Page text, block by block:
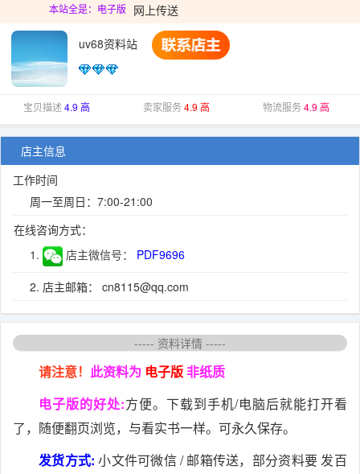
本站全是：电子版 网上传送
uv68资料站
宝贝描述 4.9 高 卖家服务4.9 高 物流服务4.9 高
店主信息
工作时间
周一至周日：7:00-21:00
在线咨询方式：
1.
店主微信号：
PDF9696
2. 店主邮箱： cn8115@qq.com
----- 资料详情 -----
请注意！ 此资料为 电子版非纸质
电子版的好处:方便。下载到手机/电脑后就能打开看
了，随便翻页浏览，与看实书一样。可永久保存。
发货方式: 小文件可微信 / 邮箱传送，部分资料要 发百